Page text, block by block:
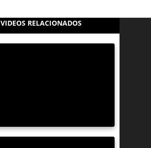
VIDEOS RELACIONADOS